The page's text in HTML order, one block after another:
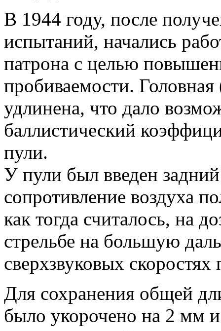
В 1944 году, после
испытаний, начались
патрона с целью
пробиваемости.
удлинена, что дало
баллистический
пули.
У пули был введен
сопротивление воздуха
как тогда считалось, на
стрельбе на большую
сверхзвуковых скоростях
Для сохранения общей
было укорочено на 2 мм